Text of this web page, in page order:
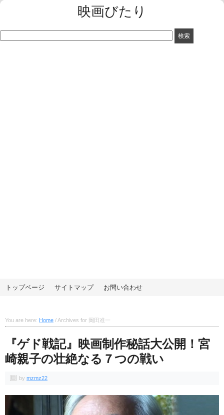
映画びたり
トップページ サイトマップ お問い合わせ
You are here: Home /Archives for 岡田准一
『ゲド戦記』映画制作秘話大公開！宮
崎親子の壮絶なる７つの戦い
by mzmz22